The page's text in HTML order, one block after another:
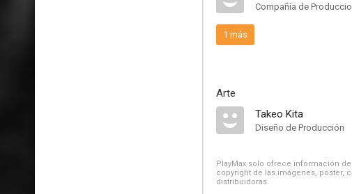
Compañía de
1 más
Arte
Takeo Kita
Diseño de Producción
PlayMax solo ofrece información
copyright de las imágenes, póster,
distribuidoras.